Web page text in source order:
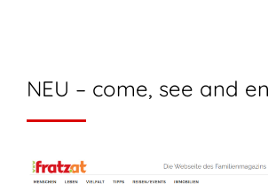
NEU – come, see and